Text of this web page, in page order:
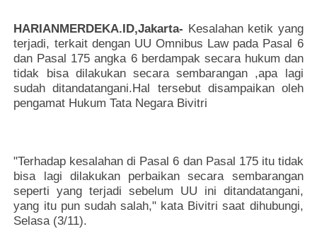
HARIANMERDEKA.ID,Jakarta- Kesalahan ketik yang
terjadi, terkait dengan UU Omnibus Law pada Pasal 6
dan Pasal 175 angka 6 berdampak secara hukum dan
tidak bisa dilakukan secara sembarangan ,apa lagi
sudah ditandatangani.Hal tersebut disampaikan oleh
pengamat Hukum Tata Negara Bivitri
"Terhadap kesalahan di Pasal 6 dan Pasal 175 itu tidak
bisa lagi dilakukan perbaikan secara sembarangan
seperti yang terjadi sebelum UU ini ditandatangani,
yang itu pun sudah salah," kata Bivitri saat dihubungi,
Selasa (3/11).